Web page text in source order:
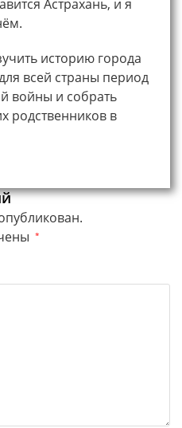
Астрахань, и я
историю города
всей страны период
войны и собрать
родственников в
*